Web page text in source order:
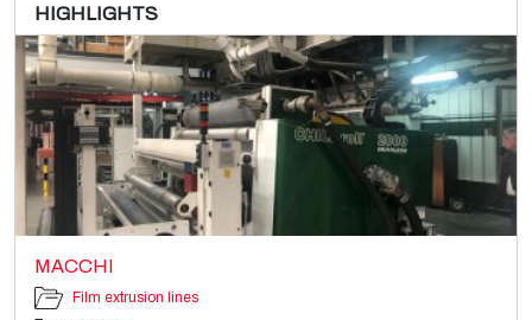
HIGHLIGHTS
MACCHI
Film extrusion lines